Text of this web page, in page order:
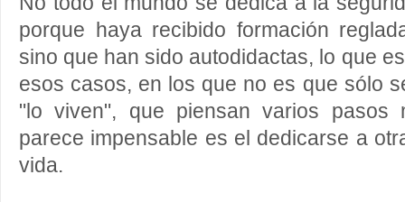
porque haya recibido formación
sino que han sido autodidactas, lo que
esos casos, en los que no es que sólo
"lo viven", que piensan varios pasos
parece impensable es el dedicarse a
vida.